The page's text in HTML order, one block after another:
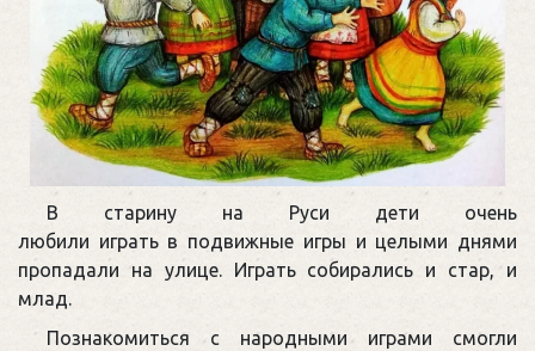
В старину на Руси дети очень
любили играть в подвижные игры и целыми днями
пропадали на улице. Играть собирались и стар, и
млад.
Познакомиться с народными играми смогли